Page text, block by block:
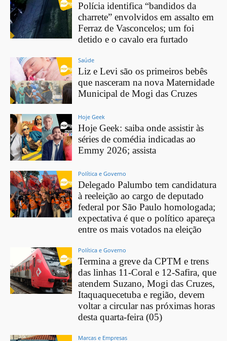
Polícia identifica “bandidos da
charrete” envolvidos em assalto em
Ferraz de Vasconcelos; um foi
detido e o cavalo era furtado
Saúde
Liz e Levi são os primeiros bebês
que nasceram na nova Maternidade
Municipal de Mogi das Cruzes
Hoje Geek
Hoje Geek: saiba onde assistir às
séries de comédia indicadas ao
Emmy 2026; assista
Política e Governo
Delegado Palumbo tem candidatura
à reeleição ao cargo de deputado
federal por São Paulo homologada;
expectativa é que o político apareça
entre os mais votados na eleição
Política e Governo
Termina a greve da CPTM e trens
das linhas 11-Coral e 12-Safira, que
atendem Suzano, Mogi das Cruzes,
Itaquaquecetuba e região, devem
voltar a circular nas próximas horas
desta quarta-feira (05)
Marcas e Empresas